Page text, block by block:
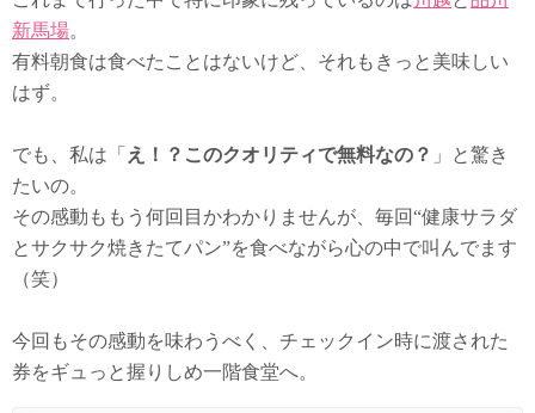
新馬場。
有料朝食は食べたことはないけど、それもきっと美味しい
はず。
でも、私は「 え！？このクオリティで無料なの？ 」と驚き
たいの。
その感動ももう何回目かわかりませんが、毎回“健康サラダ
とサクサク焼きたてパン”を食べながら心の中で叫んでます
（笑）
今回もその感動を味わうべく、チェックイン時に渡された
券をギュっと握りしめ一階食堂へ。